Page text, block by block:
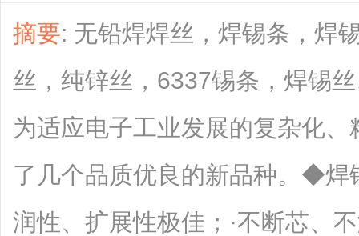
摘要: 无铅焊焊丝，焊锡条，焊
丝，纯锌丝，6337锡条，焊锡
为适应电子工业发展的复杂化
了几个品质优良的新品种。◆焊
润性、扩展性极佳；·不断芯、